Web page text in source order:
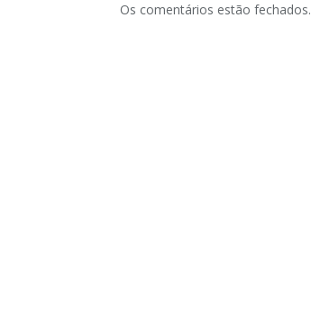
Os comentários estão fechados.